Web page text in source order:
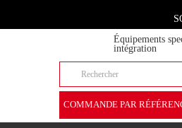
Équipements
intégration
COMMANDE PAR